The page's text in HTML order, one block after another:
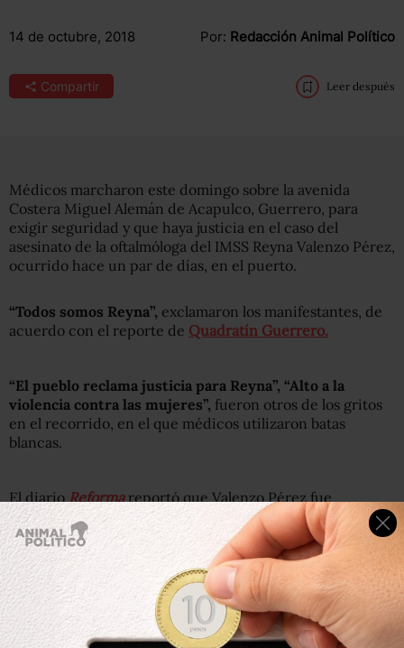
14 de octubre, 2018 Por: Redacción Animal Político
Compartir Leer después
Médicos marcharon este domingo sobre la avenida
Costera Miguel Alemán de Acapulco, Guerrero, para
exigir seguridad y que haya justicia en el caso del
asesinato de la oftalmóloga del IMSS Reyna Valenzo Pérez,
ocurrido hace un par de días, en el puerto.
“Todos somos Reyna”, exclamaron los manifestantes, de
acuerdo con el reporte de Quadratín Guerrero.
“El pueblo reclama justicia para Reyna”, “Alto a la
violencia contra las mujeres”, fueron otros de los gritos
en el recorrido, en el que médicos utilizaron batas
blancas.
El diarioReforma reportó que Valenzo Pérez fue
asesinada con disparos, cuando manejaba su camioneta
en la colonia Progreso, de Acapulco.
“Se sabe que varios individuos dispararon contra la
camioneta en la que iba la doctora, pero no se sabe cuáles
fueron los motivos”, dijo Roberto Álvarez, vocero del
Grupo de Coordinación Guerrero.